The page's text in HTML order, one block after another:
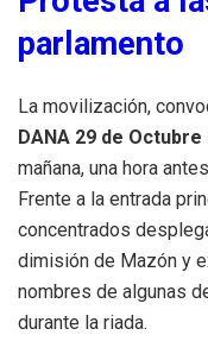
parlamento
La movilización,
DANA 29 de Octubre
mañana, una hora
Frente a la entrada
concentrados
dimisión de Mazón y
nombres de algunas
durante la riada.